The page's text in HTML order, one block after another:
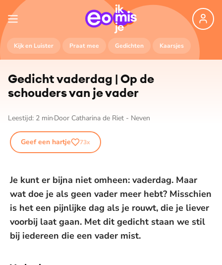
Kijk en Luister Praat mee Gedichten Kaarsjes
Gedicht vaderdag | Op de
schouders van je vader
Leestijd: 2 min Door Catharina de Riet - Neven
Geef een hartje 73x
Je kunt er bijna niet omheen: vaderdag. Maar
wat doe je als geen vader meer hebt? Misschien
is het een pijnlijke dag als je rouwt, die je liever
voorbij laat gaan. Met dit gedicht staan we stil
bij iedereen die een vader mist.